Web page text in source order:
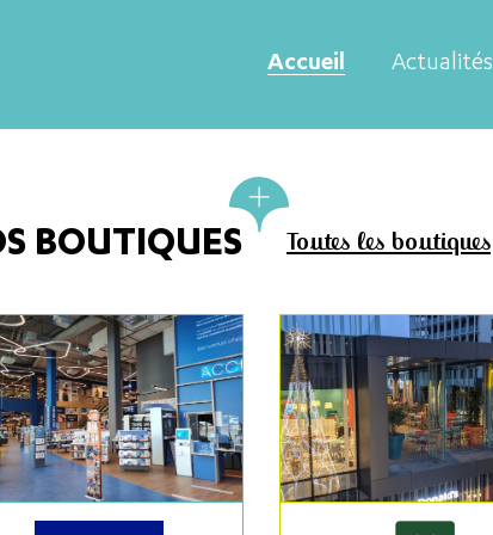
Accueil Actualités
BOUTIQUES Toutes les boutiques